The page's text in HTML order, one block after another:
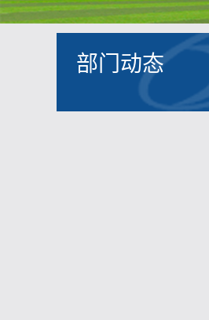
部门动态